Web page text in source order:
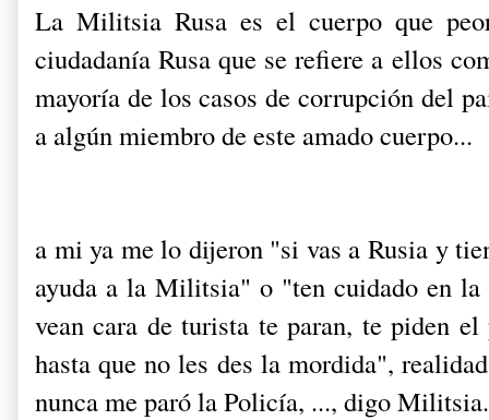
La Militsia Rusa es el cuerpo que
ciudadanía Rusa que se refiere a ellos
mayoría de los casos de corrupción del
a algún miembro de este amado cuerpo...
a mi ya me lo dijeron "si vas a Rusia y
ayuda a la Militsia" o "ten cuidado en la
vean cara de turista te paran, te piden
hasta que no les des la mordida",
nunca me paró la Policía, ..., digo